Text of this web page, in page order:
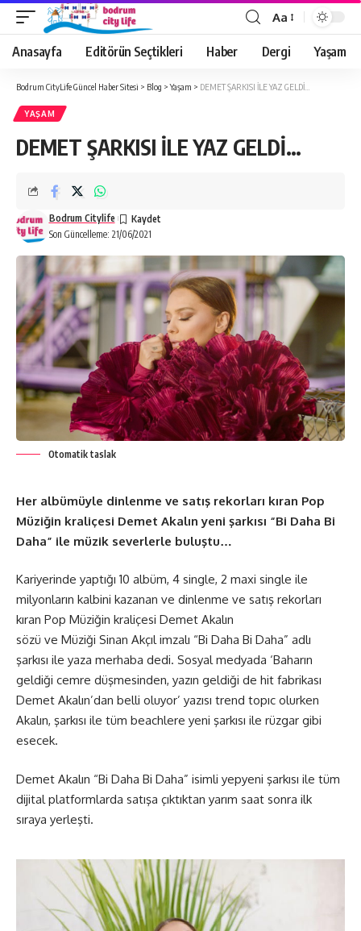
Aa
Anasayfa Editörün Seçtikleri Haber Dergi Yaşam
Bodrum CityLife Güncel Haber Sitesi > Blog >Yaşam > DEMET ŞARKISI İLE YAZ GELDİ…
YAŞAM
DEMET ŞARKISI İLE YAZ GELDİ…
Son Güncelleme: 21/06/2021
Bodrum Citylife
Otomatik taslak
Her albümüyle dinlenme ve satış rekorları kıran Pop
Müziğin kraliçesi Demet Akalın yeni şarkısı “Bi Daha Bi
Daha” ile müzik severlerle buluştu…
Kariyerinde yaptığı 10 albüm, 4 single, 2 maxi single ile
milyonların kalbini kazanan ve dinlenme ve satış rekorları
kıran Pop Müziğin kraliçesi Demet Akalın
sözü ve Müziği Sinan Akçıl imzalı “Bi Daha Bi Daha” adlı
şarkısı ile yaza merhaba dedi. Sosyal medyada ‘Baharın
geldiği cemre düşmesinden, yazın geldiği de hit fabrikası
Demet Akalın’dan belli oluyor’ yazısı trend topıc olurken
Akalın, şarkısı ile tüm beachlere yeni şarkısı ile rüzgar gibi
esecek.
Demet Akalın “Bi Daha Bi Daha” isimli yepyeni şarkısı ile tüm
dijital platformlarda satışa çıktıktan yarım saat sonra ilk
sıraya yerleşti.